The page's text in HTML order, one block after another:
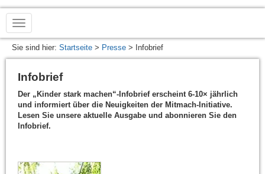
www.kinderstarkmachen.de
Sie sind hier: Startseite > Presse > Infobrief
Infobrief
Der „Kinder stark machen“-Infobrief erscheint 6-10× jährlich
und informiert über die Neuigkeiten der Mitmach-Initiative.
Lesen Sie unsere aktuelle Ausgabe und abonnieren Sie den
Infobrief.